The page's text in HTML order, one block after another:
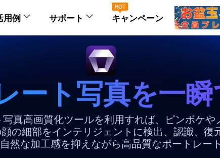
質化
大
AI画像編集
背景透過
ぼかし・モザイ
用例
アート＆AI画像
ートレート
人物高画質化AI
商品画像
ポートレ
サポート
テム要件
キャンペーン
ート写真を一
真高画質化ツールを利用すれば、ピンボケ
の細部をインテリジェントに検出、認識、復
然な加工感を抑えながら高品質なポートレー